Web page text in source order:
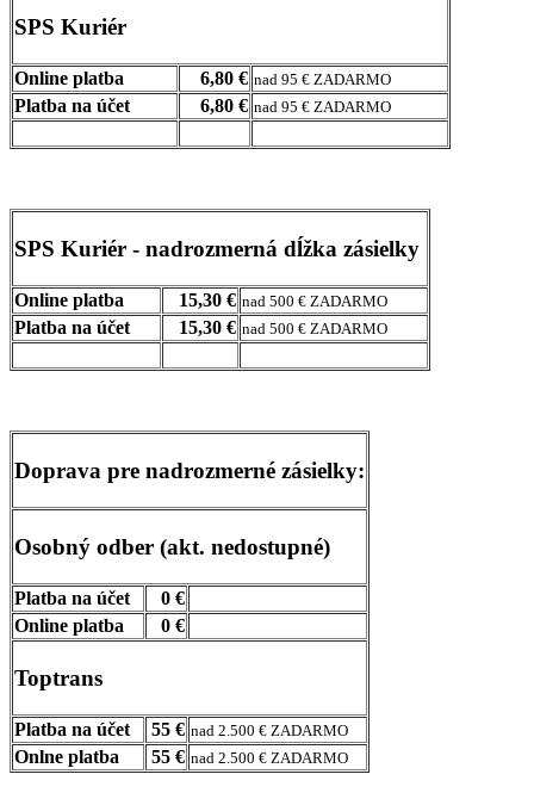
SPS Kuriér
Online platba 6,80 € nad 95 € ZADARMO
Platba na účet 6,80 € nad 95 € ZADARMO
SPS Kuriér - nadrozmerná dĺžka zásielky
Online platba 15,30 € nad 500 € ZADARMO
Platba na účet 15,30 € nad 500 € ZADARMO
Doprava pre nadrozmerné zásielky:
Osobný odber (akt. nedostupné)
Platba na účet
0 €
Online platba
0 €
Toptrans
Platba na účet 55 € nad 2.500 € ZADARMO
Onlne platba 55 € nad 2.500 € ZADARMO